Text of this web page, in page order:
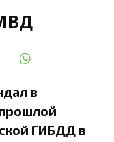
в
ГИБДД в